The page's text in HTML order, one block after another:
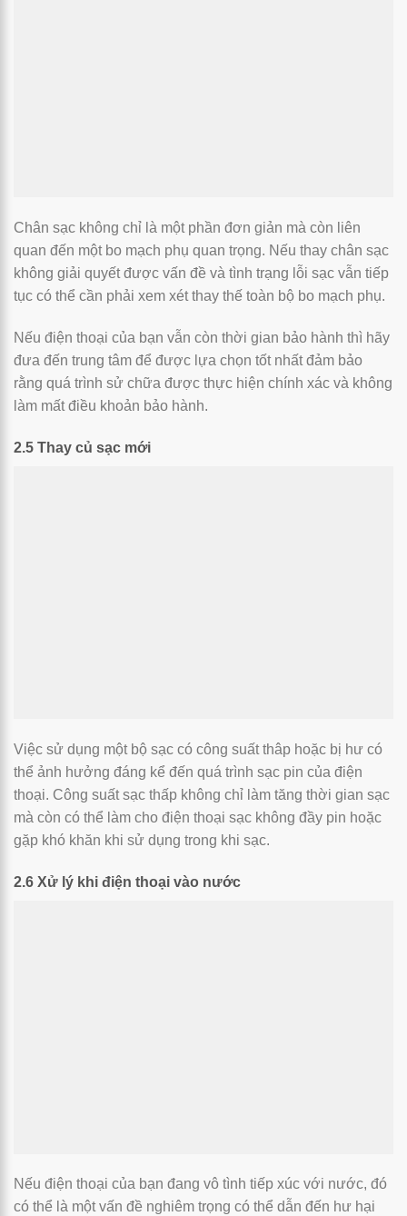
Chân sạc không chỉ là một phần đơn giản mà còn liên
quan đến một bo mạch phụ quan trọng. Nếu thay chân sạc
không giải quyết được vấn đề và tình trạng lỗi sạc vẫn tiếp
tục có thể cần phải xem xét thay thế toàn bộ bo mạch phụ.
Nếu điện thoại của bạn vẫn còn thời gian bảo hành thì hãy
đưa đến trung tâm để được lựa chọn tốt nhất đảm bảo
rằng quá trình sử chữa được thực hiện chính xác và không
làm mất điều khoản bảo hành.
2.5 Thay củ sạc mới
Việc sử dụng một bộ sạc có công suất thâp hoặc bị hư có
thể ảnh hưởng đáng kể đến quá trình sạc pin của điện
thoại. Công suất sạc thấp không chỉ làm tăng thời gian sạc
mà còn có thể làm cho điện thoại sạc không đầy pin hoặc
gặp khó khăn khi sử dụng trong khi sạc.
2.6 Xử lý khi điện thoại vào nước
Nếu điện thoại của bạn đang vô tình tiếp xúc với nước, đó
có thể là một vấn đề nghiêm trọng có thể dẫn đến hư hại